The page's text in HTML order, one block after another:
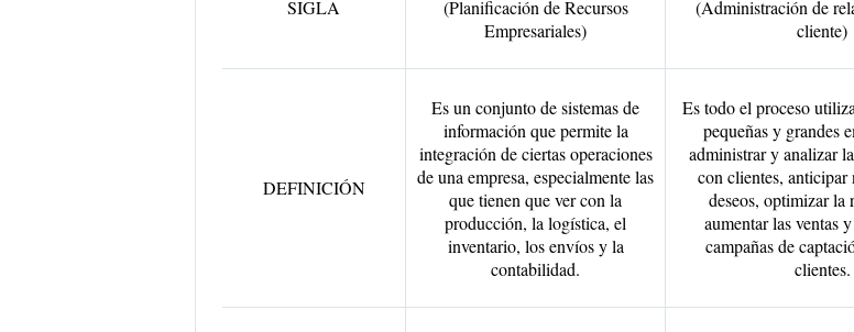
SIGLA
(Planificación de Recursos
Empresariales)
(Administración de
cliente)
DEFINICIÓN
Es un conjunto de sistemas de
información que permite la
integración de ciertas operaciones
de una empresa, especialmente las
que tienen que ver con la
producción, la logística, el
inventario, los envíos y la
contabilidad.
Es todo el proceso
pequeñas y grandes
administrar y analizar
con clientes, anticipar
deseos, optimizar la
aumentar las ventas
campañas de
clientes.